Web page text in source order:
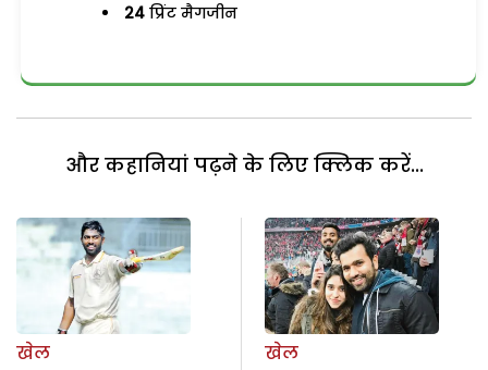
24 प्रिंट मैगजीन
और कहानियां पढ़ने के लिए क्लिक करें...
खेल
खेल